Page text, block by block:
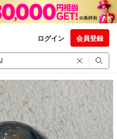
ログイン 会員登録